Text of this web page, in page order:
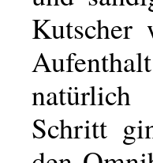
Kutscher
Schritt